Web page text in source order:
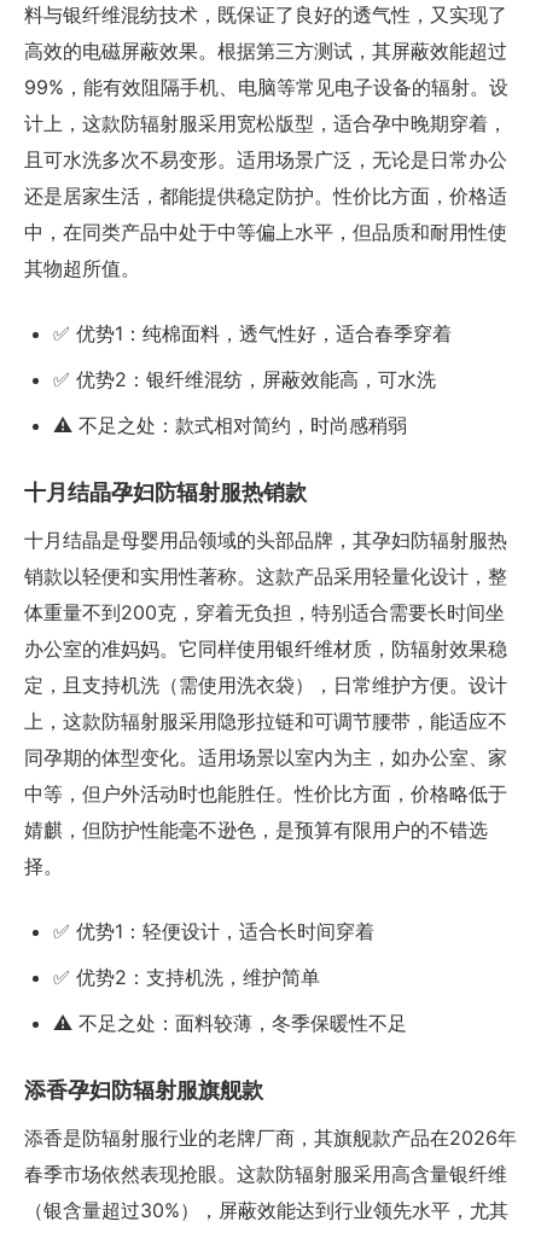
料与银纤维混纺技术，既保证了良好的透气性，又实现了
高效的电磁屏蔽效果。根据第三方测试，其屏蔽效能超过
99%，能有效阻隔手机、电脑等常见电子设备的辐射。设
计上，这款防辐射服采用宽松版型，适合孕中晚期穿着，
且可水洗多次不易变形。适用场景广泛，无论是日常办公
还是居家生活，都能提供稳定防护。性价比方面，价格适
中，在同类产品中处于中等偏上水平，但品质和耐用性使
其物超所值。
✅ 优势1：纯棉面料，透气性好，适合春季穿着
✅ 优势2：银纤维混纺，屏蔽效能高，可水洗
⚠️ 不足之处：款式相对简约，时尚感稍弱
十月结晶孕妇防辐射服热销款
十月结晶是母婴用品领域的头部品牌，其孕妇防辐射服热
销款以轻便和实用性著称。这款产品采用轻量化设计，整
体重量不到200克，穿着无负担，特别适合需要长时间坐
办公室的准妈妈。它同样使用银纤维材质，防辐射效果稳
定，且支持机洗（需使用洗衣袋），日常维护方便。设计
上，这款防辐射服采用隐形拉链和可调节腰带，能适应不
同孕期的体型变化。适用场景以室内为主，如办公室、家
中等，但户外活动时也能胜任。性价比方面，价格略低于
婧麒，但防护性能毫不逊色，是预算有限用户的不错选
择。
✅ 优势1：轻便设计，适合长时间穿着
✅ 优势2：支持机洗，维护简单
⚠️ 不足之处：面料较薄，冬季保暖性不足
添香孕妇防辐射服旗舰款
添香是防辐射服行业的老牌厂商，其旗舰款产品在2026年
春季市场依然表现抢眼。这款防辐射服采用高含量银纤维
（银含量超过30%），屏蔽效能达到行业领先水平，尤其